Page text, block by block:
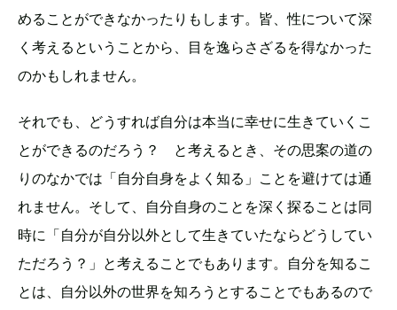
めることができなかったりもします。皆、性について深
く考えるということから、目を逸らさざるを得なかった
のかもしれません。
それでも、どうすれば自分は本当に幸せに生きていくこ
とができるのだろう？ と考えるとき、その思案の道の
りのなかでは「自分自身をよく知る」ことを避けては通
れません。そして、自分自身のことを深く探ることは同
時に「自分が自分以外として生きていたならどうしてい
ただろう？」と考えることでもあります。自分を知るこ
とは、自分以外の世界を知ろうとすることでもあるので